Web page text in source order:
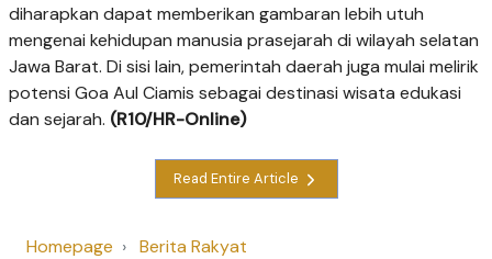
diharapkan dapat memberikan gambaran lebih utuh
mengenai kehidupan manusia prasejarah di wilayah selatan
Jawa Barat. Di sisi lain, pemerintah daerah juga mulai melirik
potensi Goa Aul Ciamis sebagai destinasi wisata edukasi
dan sejarah. (R10/HR-Online)
Read Entire Article
Homepage
Berita Rakyat